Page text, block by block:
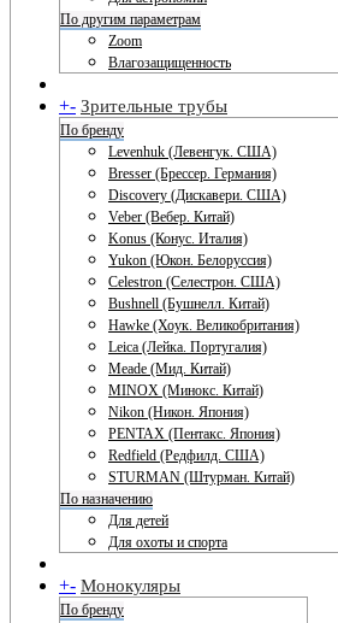
По другим параметрам
Zoom
Влагозащищенность
+- Зрительные трубы
По бренду
Levenhuk (Левенгук. США)
Bresser (Брессер. Германия)
Discovery (Дискавери. США)
Veber (Вебер. Китай)
Konus (Конус. Италия)
Yukon (Юкон. Белоруссия)
Celestron (Селестрон. США)
Bushnell (Бушнелл. Китай)
Hawke (Хоук. Великобритания)
Leica (Лейка. Португалия)
Meade (Мид. Китай)
MINOX (Минокс. Китай)
Nikon (Никон. Япония)
PENTAX (Пентакс. Япония)
Redfield (Редфилд. США)
STURMAN (Штурман. Китай)
По назначению
Для детей
Для охоты и спорта
+- Монокуляры
По бренду